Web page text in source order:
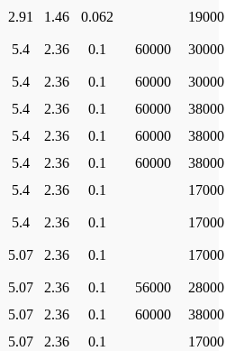
2.91 1.46 0.062
19000
5.4 2.36 0.1 60000
30000
5.4 2.36 0.1 60000
30000
5.4 2.36 0.1 60000
38000
5.4 2.36 0.1 60000
38000
5.4 2.36 0.1 60000
38000
5.4 2.36 0.1
17000
5.4 2.36 0.1
17000
5.07 2.36 0.1
17000
5.07 2.36 0.1 56000
28000
5.07 2.36 0.1 60000
38000
5.07 2.36 0.1
17000